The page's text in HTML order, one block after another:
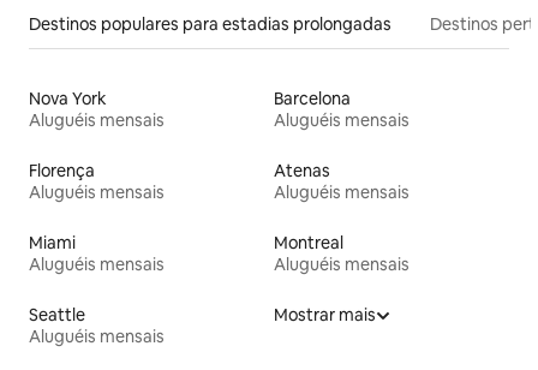
Destinos populares para estadias prolongadas Destinos
Nova York
Aluguéis mensais
Barcelona
Aluguéis mensais
Florença
Aluguéis mensais
Atenas
Aluguéis mensais
Miami
Aluguéis mensais
Montreal
Aluguéis mensais
Seattle
Aluguéis mensais
Mostrar mais